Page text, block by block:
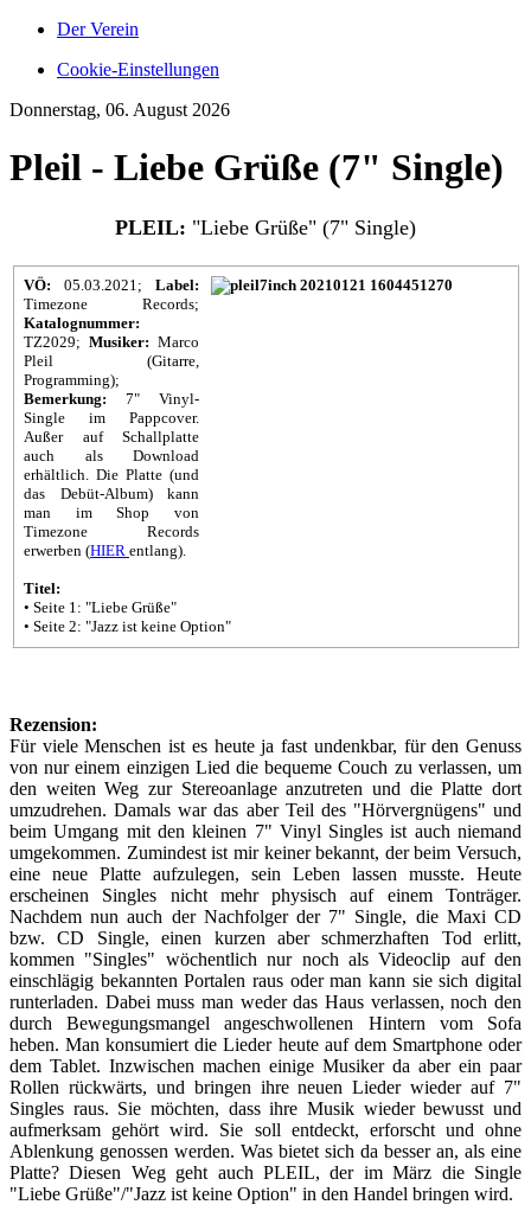
Der Verein
Cookie-Einstellungen
Donnerstag, 06. August 2026
Pleil - Liebe Grüße (7" Single)
PLEIL: "Liebe Grüße" (7" Single)
VÖ: 05.03.2021; Label:
Timezone Records;
Katalognummer:
TZ2029; Musiker: Marco
Pleil (Gitarre,
Programming);
Bemerkung: 7" Vinyl-
Single im Pappcover.
Außer auf Schallplatte
auch als Download
erhältlich. Die Platte (und
das Debüt-Album) kann
man im Shop von
Timezone Records
erwerben (HIER entlang).
Titel:
• Seite 1: "Liebe Grüße"
• Seite 2: "Jazz ist keine Option"
Rezension:
Für viele Menschen ist es heute ja fast undenkbar, für den Genuss
von nur einem einzigen Lied die bequeme Couch zu verlassen, um
den weiten Weg zur Stereoanlage anzutreten und die Platte dort
umzudrehen. Damals war das aber Teil des "Hörvergnügens" und
beim Umgang mit den kleinen 7" Vinyl Singles ist auch niemand
umgekommen. Zumindest ist mir keiner bekannt, der beim Versuch,
eine neue Platte aufzulegen, sein Leben lassen musste. Heute
erscheinen Singles nicht mehr physisch auf einem Tonträger.
Nachdem nun auch der Nachfolger der 7" Single, die Maxi CD
bzw. CD Single, einen kurzen aber schmerzhaften Tod erlitt,
kommen "Singles" wöchentlich nur noch als Videoclip auf den
einschlägig bekannten Portalen raus oder man kann sie sich digital
runterladen. Dabei muss man weder das Haus verlassen, noch den
durch Bewegungsmangel angeschwollenen Hintern vom Sofa
heben. Man konsumiert die Lieder heute auf dem Smartphone oder
dem Tablet. Inzwischen machen einige Musiker da aber ein paar
Rollen rückwärts, und bringen ihre neuen Lieder wieder auf 7"
Singles raus. Sie möchten, dass ihre Musik wieder bewusst und
aufmerksam gehört wird. Sie soll entdeckt, erforscht und ohne
Ablenkung genossen werden. Was bietet sich da besser an, als eine
Platte? Diesen Weg geht auch PLEIL, der im März die Single
"Liebe Grüße"/"Jazz ist keine Option" in den Handel bringen wird.